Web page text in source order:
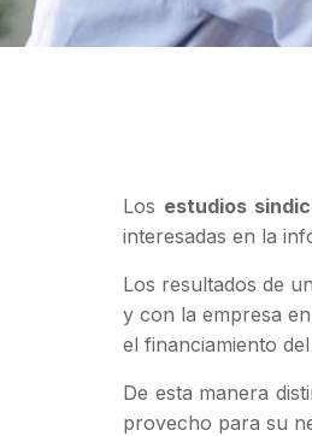
Los estudios
interesadas en la
Los resultados de un
y con la empresa
el financiamiento
De esta manera
provecho para su